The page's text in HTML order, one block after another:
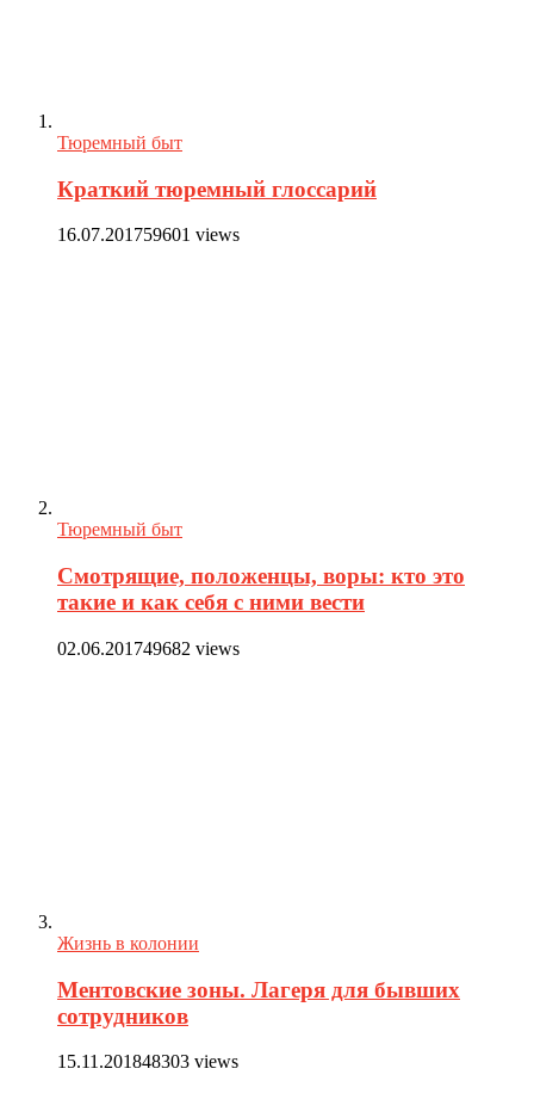
Тюремный быт
Краткий тюремный глоссарий
16.07.201759601 views
Тюремный быт
Смотрящие, положенцы, воры: кто это
такие и как себя с ними вести
02.06.201749682 views
Жизнь в колонии
Ментовские зоны. Лагеря для бывших
сотрудников
15.11.201848303 views